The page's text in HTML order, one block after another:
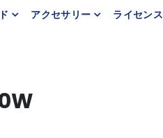
アクセサリー ライセンス